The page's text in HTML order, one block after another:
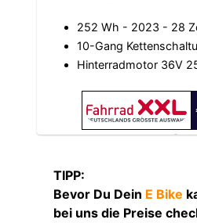
252 Wh - 2023 - 28
10-Gang
Hinterradmotor 36V
TIPP:
Bevor Du Dein E Bike
bei uns die Preise